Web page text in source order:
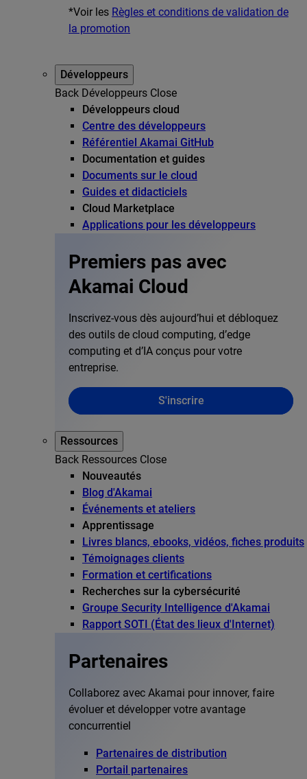
*Voir les Règles et conditions de validation de
la promotion
Développeurs
Back Développeurs Close
Développeurs cloud
Centre des développeurs
Référentiel Akamai GitHub
Documentation et guides
Documents sur le cloud
Guides et didacticiels
Cloud Marketplace
Applications pour les développeurs
Premiers pas avec
Akamai Cloud
Inscrivez-vous dès aujourd’hui et débloquez
des outils de cloud computing, d’edge
computing et d’IA conçus pour votre
entreprise.
S'inscrire
Ressources
Back Ressources Close
Nouveautés
Blog d'Akamai
Événements et ateliers
Apprentissage
Livres blancs, ebooks, vidéos, fiches produits
Témoignages clients
Formation et certifications
Recherches sur la cybersécurité
Groupe Security Intelligence d'Akamai
Rapport SOTI (État des lieux d'Internet)
Partenaires
Collaborez avec Akamai pour innover, faire
évoluer et développer votre avantage
concurrentiel
Partenaires de distribution
Portail partenaires